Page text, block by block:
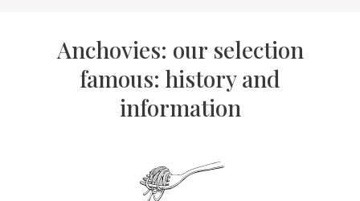
Anchovies: our selection
famous: history and
information